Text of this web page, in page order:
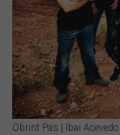
Obrint Pas | Ibai Acevedo